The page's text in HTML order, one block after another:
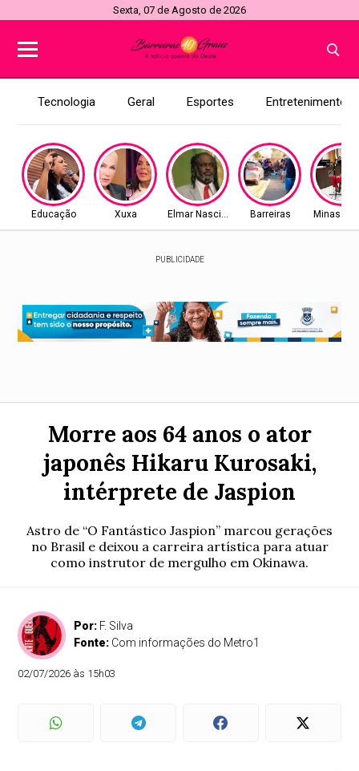
Sexta, 07 de Agosto de 2026
Tecnologia Geral Esportes Entretenimento
Educação Xuxa Elmar Nascimento Barreiras Minas
PUBLICIDADE
Morre aos 64 anos o ator
japonês Hikaru Kurosaki,
intérprete de Jaspion
Astro de “O Fantástico Jaspion” marcou gerações
no Brasil e deixou a carreira artística para atuar
como instrutor de mergulho em Okinawa.
Por: F. Silva
Fonte: Com informações do Metro1
02/07/2026 às 15h03